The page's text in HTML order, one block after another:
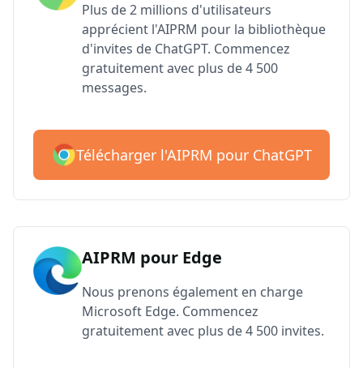
Plus de 2 millions d'utilisateurs
apprécient l'AIPRM pour la bibliothèque
d'invites de ChatGPT. Commencez
gratuitement avec plus de 4 500
messages.
Télécharger l'AIPRM pour ChatGPT
AIPRM pour Edge
Nous prenons également en charge
Microsoft Edge. Commencez
gratuitement avec plus de 4 500 invites.